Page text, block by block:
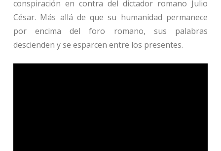
conspiración en contra del dictador romano Julio
César. Más allá de que su humanidad permanece
por encima del foro romano, sus palabras
descienden y se esparcen entre los presentes.